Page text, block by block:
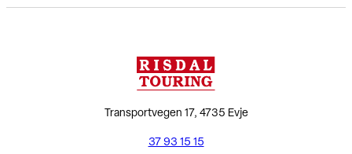
Transportvegen 17, 4735 Evje
37 93 15 15